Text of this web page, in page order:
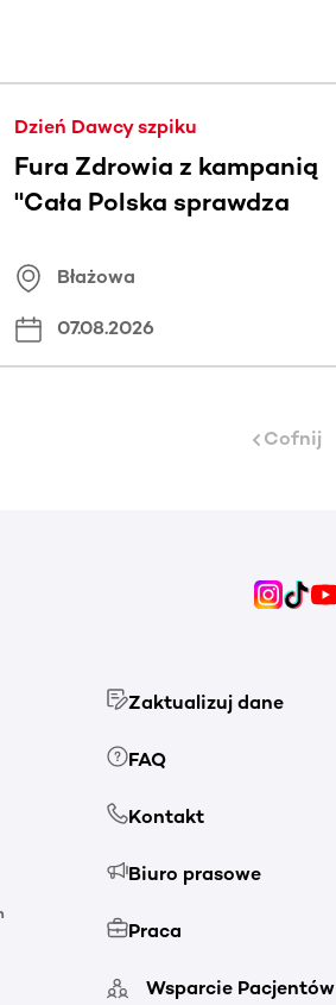
Dzień Dawcy szpiku
Fura Zdrowia z kampanią
"Cała Polska sprawdza
Błażowa
07.08.2026
Cofnij
Zaktualizuj dane
FAQ
Kontakt
Biuro prasowe
Praca
Wsparcie Pacjentów